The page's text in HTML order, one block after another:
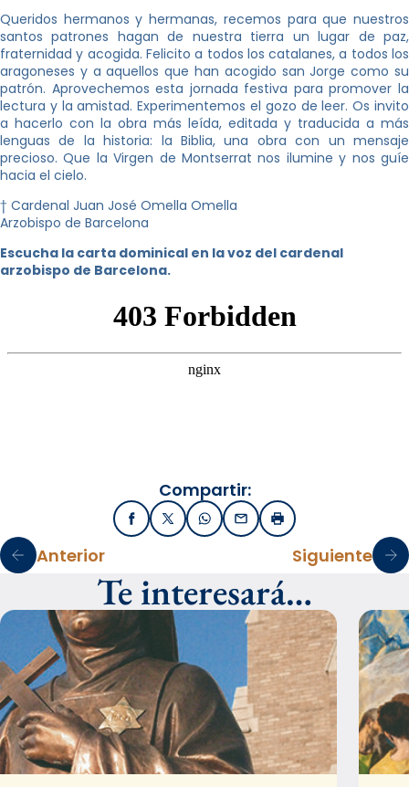
Queridos hermanos y hermanas, recemos para que nuestros
santos patrones hagan de nuestra tierra un lugar de paz,
fraternidad y acogida. Felicito a todos los catalanes, a todos los
aragoneses y a aquellos que han acogido san Jorge como su
patrón. Aprovechemos esta jornada festiva para promover la
lectura y la amistad. Experimentemos el gozo de leer. Os invito
a hacerlo con la obra más leída, editada y traducida a más
lenguas de la historia: la Biblia, una obra con un mensaje
precioso. Que la Virgen de Montserrat nos ilumine y nos guíe
hacia el cielo.
† Cardenal Juan José Omella Omella
Arzobispo de Barcelona
Escucha la carta dominical en la voz del cardenal
arzobispo de Barcelona.
Compartir:
FacebookX / TwitterWhatsApp
EmailImprimir
Anterior Siguiente
Te interesará…